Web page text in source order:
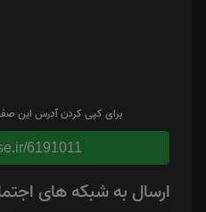
برای کپی کردن آدرس این
6191011
ارسال به شبکه های